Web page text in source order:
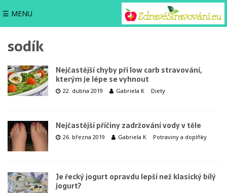
☰ MENU
sodík
Nejčastější chyby při low carb stravování,
kterým je lépe se vyhnout
22. dubna 2019 Gabriela K Diety
Nejčastější příčiny zadržování vody v těle
26. března 2019 Gabriela K Potraviny a doplňky
Je řecký jogurt opravdu lepší než klasický bílý
jogurt?